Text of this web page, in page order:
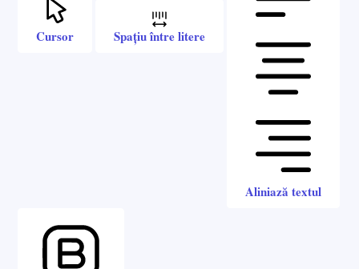
Cursor Spațiu între litere
Aliniază textul